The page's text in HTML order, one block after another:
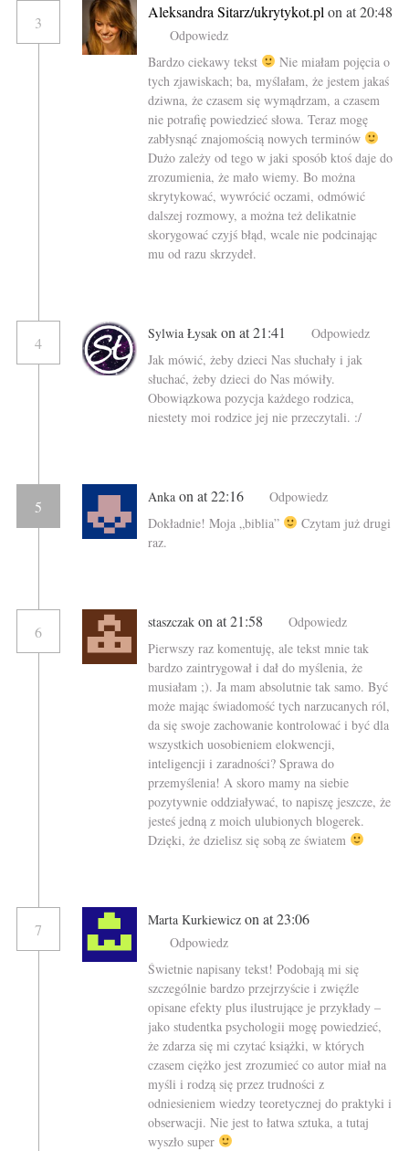
3
Aleksandra Sitarz/ukrytykot.pl on at 20:48
Odpowiedz
Bardzo ciekawy tekst
Nie miałam pojęcia o
tych zjawiskach; ba, myślałam, że jestem jakaś
dziwna, że czasem się wymądrzam, a czasem
nie potrafię powiedzieć słowa. Teraz mogę
zabłysnąć znajomością nowych terminów
Dużo zależy od tego w jaki sposób ktoś daje do
zrozumienia, że mało wiemy. Bo można
skrytykować, wywrócić oczami, odmówić
dalszej rozmowy, a można też delikatnie
skorygować czyjś błąd, wcale nie podcinając
mu od razu skrzydeł.
4
Sylwia Łysak on at 21:41
Odpowiedz
Jak mówić, żeby dzieci Nas słuchały i jak
słuchać, żeby dzieci do Nas mówiły.
Obowiązkowa pozycja każdego rodzica,
niestety moi rodzice jej nie przeczytali. :/
5
Anka on at 22:16
Odpowiedz
Dokładnie! Moja „biblia”
Czytam już drugi
raz.
6
staszczak on at 21:58
Odpowiedz
Pierwszy raz komentuję, ale tekst mnie tak
bardzo zaintrygował i dał do myślenia, że
musiałam ;). Ja mam absolutnie tak samo. Być
może mając świadomość tych narzucanych ról,
da się swoje zachowanie kontrolować i być dla
wszystkich uosobieniem elokwencji,
inteligencji i zaradności? Sprawa do
przemyślenia! A skoro mamy na siebie
pozytywnie oddziaływać, to napiszę jeszcze, że
jesteś jedną z moich ulubionych blogerek.
Dzięki, że dzielisz się sobą ze światem
7
Marta Kurkiewicz on at 23:06
Odpowiedz
Świetnie napisany tekst! Podobają mi się
szczególnie bardzo przejrzyście i zwięźle
opisane efekty plus ilustrujące je przykłady –
jako studentka psychologii mogę powiedzieć,
że zdarza się mi czytać książki, w których
czasem ciężko jest zrozumieć co autor miał na
myśli i rodzą się przez trudności z
odniesieniem wiedzy teoretycznej do praktyki i
obserwacji. Nie jest to łatwa sztuka, a tutaj
wyszło super